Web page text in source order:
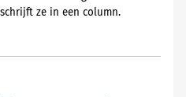
ze in een column.